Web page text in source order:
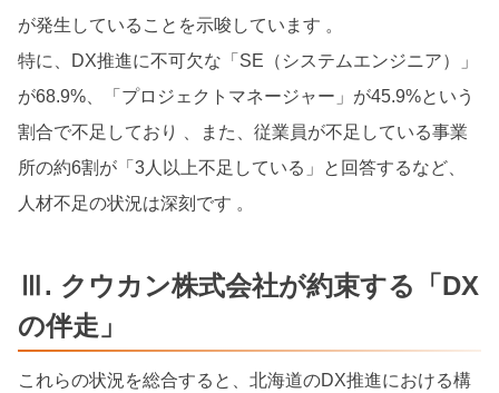
が発生していることを示唆しています 。
特に、DX推進に不可欠な「SE（システムエンジニア）」
が68.9%、「プロジェクトマネージャー」が45.9%という
割合で不足しており 、また、従業員が不足している事業
所の約6割が「3人以上不足している」と回答するなど、
人材不足の状況は深刻です 。
Ⅲ. クウカン株式会社が約束する「DX
の伴走」
これらの状況を総合すると、北海道のDX推進における構